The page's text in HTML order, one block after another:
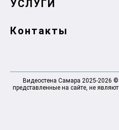
УСЛУГИ
Контакты
Видеостена Самара 2025-2026
представленные на сайте, не